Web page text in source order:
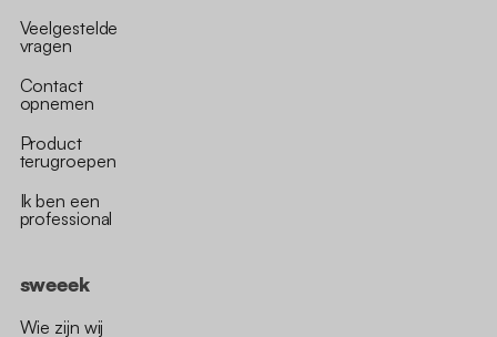
Veelgestelde
vragen
Contact
opnemen
Product
terugroepen
Ik ben een
professional
sweeek
Wie zijn wij